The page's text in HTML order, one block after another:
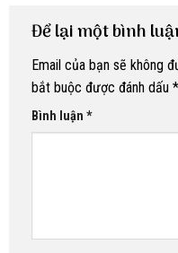
Để lại một bình
Email của bạn sẽ không
bắt buộc được đánh dấu *
Bình luận *